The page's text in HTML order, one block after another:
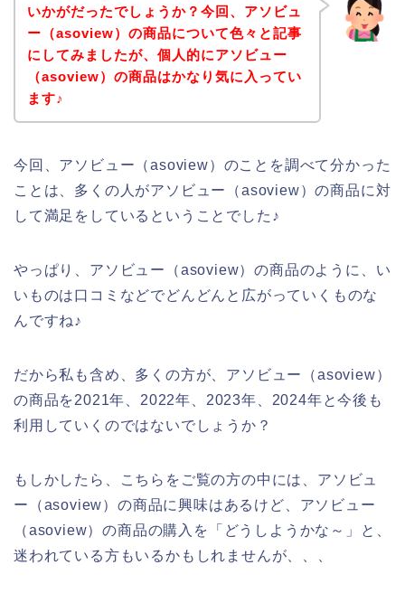
いかがだったでしょうか？今回、アソビュ
ー（asoview）の商品について色々と記事
にしてみましたが、個人的にアソビュー
（asoview）の商品はかなり気に入ってい
ます♪
今回、アソビュー（asoview）のことを調べて分かった
ことは、多くの人がアソビュー（asoview）の商品に対
して満足をしているということでした♪
やっぱり、アソビュー（asoview）の商品のように、い
いものは口コミなどでどんどんと広がっていくものな
んですね♪
だから私も含め、多くの方が、アソビュー（asoview）
の商品を2021年、2022年、2023年、2024年と今後も
利用していくのではないでしょうか？
もしかしたら、こちらをご覧の方の中には、アソビュ
ー（asoview）の商品に興味はあるけど、アソビュー
（asoview）の商品の購入を「どうしようかな～」と、
迷われている方もいるかもしれませんが、、、